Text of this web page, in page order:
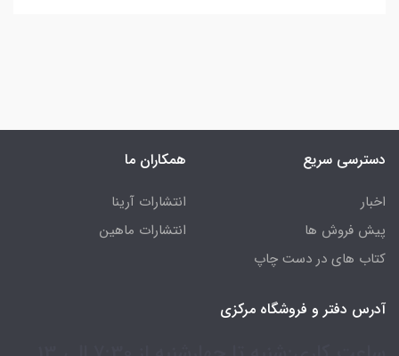
دسترسی سریع
اخبار
پیش فروش ها
کتاب های در دست چاپ
همکاران ما
انتشارات آرینا
انتشارات ماهین
آدرس دفتر و فروشگاه مرکزی